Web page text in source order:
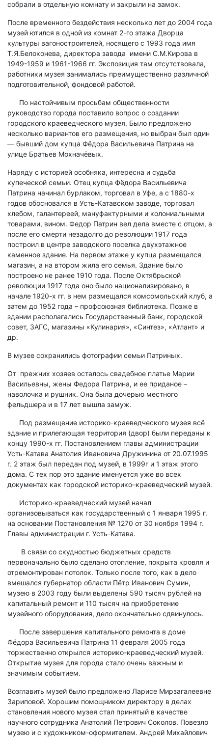
собрали в отдельную комнату и закрыли на замок.
После временного бездействия несколько лет до 2004 года
музей ютился в одной из комнат 2-го этажа Дворца
культуры вагоностроителей, носящего с 1993 года имя
Т.Я.Белоконева, директора завода имени С.М.Кирова в
1949-1959 и 1961-1966 гг. Экспозиция там отсутствовала,
работники музея занимались преимущественно различной
подготовительной, фондовой работой.
По настойчивым просьбам общественности
руководство города поставило вопрос о создании
городского краеведческого музея. Было предложено
несколько вариантов его размещения, но выбран был один
— бывший дом купца Фёдора Васильевича Патрина на
улице Братьев Мохначёвых.
Наряду с историей особняка, интересна и судьба
купеческой семьи. Отец купца Фёдора Васильевича
Патрина начинал бурлаком, торговал в Уфе, а с 1880-х
годов обосновался в Усть-Катавском заводе, торговал
хлебом, галантереей, мануфактурными и колониальными
товарами, вином. Федор Патрин вел дела вместе с отцом, а
после его смерти незадолго до революции 1917 года
построил в центре заводского поселка двухэтажное
каменное здание. На первом этаже у купца размещался
магазин, а на втором жила его семья. Здание было
построено не ранее 1910 года. После Октябрьской
революции 1917 года оно было национализировано, в
начале 1920-х гг. в нем размещался комсомольский клуб, а
затем до 1952 года – профсоюзная библиотека. Позже в
здании располагались Государственный банк, городской
совет, ЗАГС, магазины «Кулинария», «Синтез», «Атлант» и
др.
В музее сохранились фотографии семьи Патриных.
От прежних хозяев осталось свадебное платье Марии
Васильевны, жены Федора Патрина, и ее приданое –
наволочка и рушник. Она была дочерью местного
фельдшера и в 17 лет вышла замуж.
Под размещение историко-краеведческого музея всё
здание и прилегающая территория (двор) были переданы к
концу 1990-х гг. Постановлением главы администрации
Усть-Катава Анатолия Ивановича Дружинина от 20.07.1995
г. 2 этаж был передан под музей, в 1999г и 1 этаж этого
дома. С тех пор это здание именуется уже во всех
документах как городской историко–краеведческий музей.
Историко-краеведческий музей начал
организовываться как государственный с 1 января 1995 г.
на основании Постановления № 1270 от 30 ноября 1994 г.
Главы администрации г. Усть-Катава.
В связи со скудностью бюджетных средств
первоначально было сделано отопление, покрыта кровля и
отремонтирован потолок. Только после того, как в дело
вмешался губернатор области Пётр Иванович Сумин,
музею в 2003 году были выделены 590 тысяч рублей на
капитальный ремонт и 110 тысяч на приобретение
музейного оборудования, дело окончательно сдвинулось.
После завершения капитального ремонта в доме
Фёдора Васильевича Патрина 11 февраля 2005 года
торжественно открылся историко-краеведческий музей.
Открытие музея для города стало очень важным и
значимым событием.
Возглавить музей было предложено Ларисе Мирзагалеевне
Зариповой. Хорошим помощником директору в делах
становления нового музея стал принятый в качестве
научного сотрудника Анатолий Петрович Соколов. Повезло
музею и с художником-оформителем. Андрей Михайлович